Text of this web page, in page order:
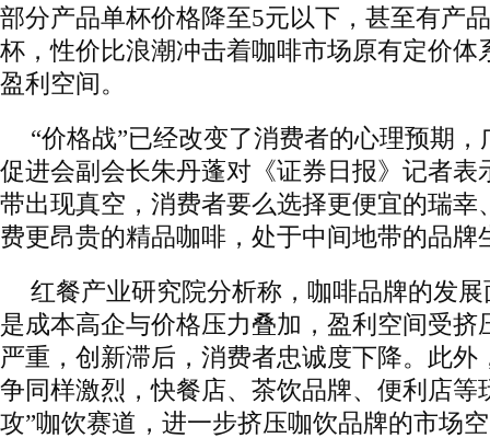
部分产品单杯价格降至5元以下，甚至有产
杯，性价比浪潮冲击着咖啡市场原有定价体
盈利空间。
“价格战”已经改变了消费者的心理预期
促进会副会长朱丹蓬对《证券日报》记者表
带出现真空，消费者要么选择更便宜的瑞幸
费更昂贵的精品咖啡，处于中间地带的品牌
红餐产业研究院分析称，咖啡品牌的发
是成本高企与价格压力叠加，盈利空间受挤
严重，创新滞后，消费者忠诚度下降。此外
争同样激烈，快餐店、茶饮品牌、便利店等
攻”咖饮赛道，进一步挤压咖饮品牌的市场